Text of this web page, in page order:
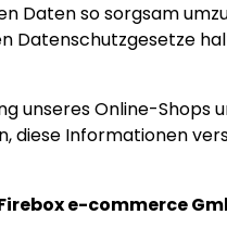
Daten so sorgsam
Datenschutzgesetze
unseres Online-Shops
diese Informationen
e-commerce